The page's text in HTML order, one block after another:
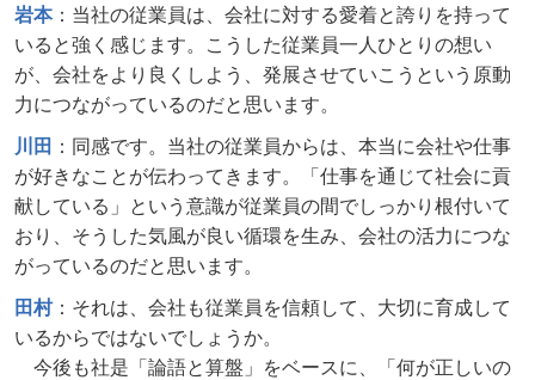
岩本：当社の従業員は、会社に対する愛着と誇りを持って
いると強く感じます。こうした従業員一人ひとりの想い
が、会社をより良くしよう、発展させていこうという原動
力につながっているのだと思います。
川田 ：同感です。当社の従業員からは、本当に会社や仕事
が好きなことが伝わってきます。「仕事を通じて社会に貢
献している」という意識が従業員の間でしっかり根付いて
おり、そうした気風が良い循環を生み、会社の活力につな
がっているのだと思います。
田村：それは、会社も従業員を信頼して、大切に育成して
いるからではないでしょうか。
今後も社是「論語と算盤」をベースに、「何が正しいの